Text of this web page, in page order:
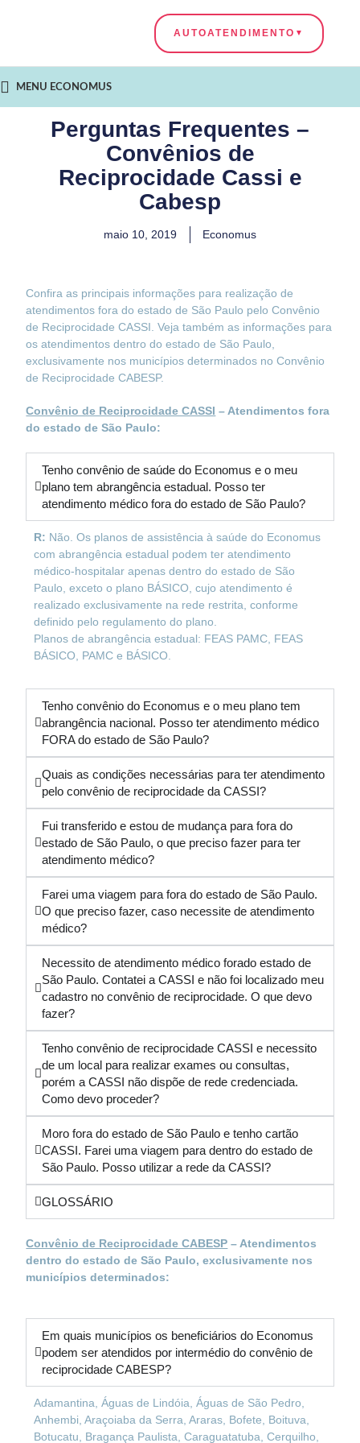
AUTOATENDIMENTO
MENU ECONOMUS
Perguntas Frequentes –
Convênios de
Reciprocidade Cassi e
Cabesp
maio 10, 2019 Economus
Confira as principais informações para realização de
atendimentos fora do estado de São Paulo pelo Convênio
de Reciprocidade CASSI. Veja também as informações para
os atendimentos dentro do estado de São Paulo,
exclusivamente nos municípios determinados no Convênio
de Reciprocidade CABESP.
Convênio de Reciprocidade CASSI – Atendimentos fora
do estado de São Paulo:
Tenho convênio de saúde do Economus e o meu
plano tem abrangência estadual. Posso ter
atendimento médico fora do estado de São Paulo?
R: Não. Os planos de assistência à saúde do Economus
com abrangência estadual podem ter atendimento
médico-hospitalar apenas dentro do estado de São
Paulo, exceto o plano BÁSICO, cujo atendimento é
realizado exclusivamente na rede restrita, conforme
definido pelo regulamento do plano.
Planos de abrangência estadual: FEAS PAMC, FEAS
BÁSICO, PAMC e BÁSICO.
Tenho convênio do Economus e o meu plano tem
abrangência nacional. Posso ter atendimento médico
FORA do estado de São Paulo?
Quais as condições necessárias para ter atendimento
pelo convênio de reciprocidade da CASSI?
Fui transferido e estou de mudança para fora do
estado de São Paulo, o que preciso fazer para ter
atendimento médico?
Farei uma viagem para fora do estado de São Paulo.
O que preciso fazer, caso necessite de atendimento
médico?
Necessito de atendimento médico forado estado de
São Paulo. Contatei a CASSI e não foi localizado meu
cadastro no convênio de reciprocidade. O que devo
fazer?
Tenho convênio de reciprocidade CASSI e necessito
de um local para realizar exames ou consultas,
porém a CASSI não dispõe de rede credenciada.
Como devo proceder?
Moro fora do estado de São Paulo e tenho cartão
CASSI. Farei uma viagem para dentro do estado de
São Paulo. Posso utilizar a rede da CASSI?
GLOSSÁRIO
Convênio de Reciprocidade CABESP – Atendimentos
dentro do estado de São Paulo, exclusivamente nos
municípios determinados:
Em quais municípios os beneficiários do Economus
podem ser atendidos por intermédio do convênio de
reciprocidade CABESP?
Adamantina, Águas de Lindóia, Águas de São Pedro,
Anhembi, Araçoiaba da Serra, Araras, Bofete, Boituva,
Botucatu, Bragança Paulista, Caraguatatuba, Cerquilho,